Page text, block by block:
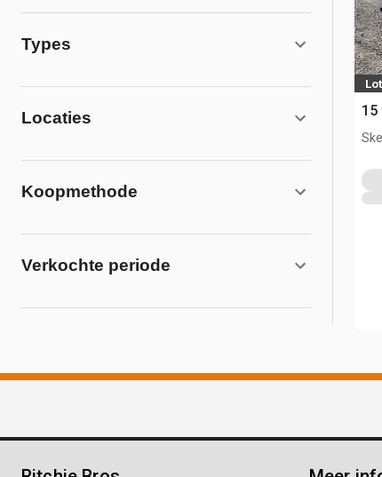
Types
Locaties
Koopmethode
Verkochte periode
15